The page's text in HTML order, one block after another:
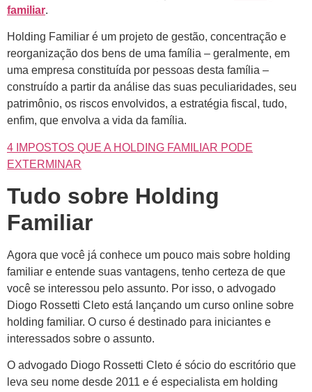
familiar.
Holding Familiar é um projeto de gestão, concentração e
reorganização dos bens de uma família – geralmente, em
uma empresa constituída por pessoas desta família –
construído a partir da análise das suas peculiaridades, seu
patrimônio, os riscos envolvidos, a estratégia fiscal, tudo,
enfim, que envolva a vida da família.
4 IMPOSTOS QUE A HOLDING FAMILIAR PODE
EXTERMINAR
Tudo sobre Holding
Familiar
Agora que você já conhece um pouco mais sobre holding
familiar e entende suas vantagens, tenho certeza de que
você se interessou pelo assunto. Por isso, o advogado
Diogo Rossetti Cleto está lançando um curso online sobre
holding familiar. O curso é destinado para iniciantes e
interessados sobre o assunto.
O advogado Diogo Rossetti Cleto é sócio do escritório que
leva seu nome desde 2011 e é especialista em holding